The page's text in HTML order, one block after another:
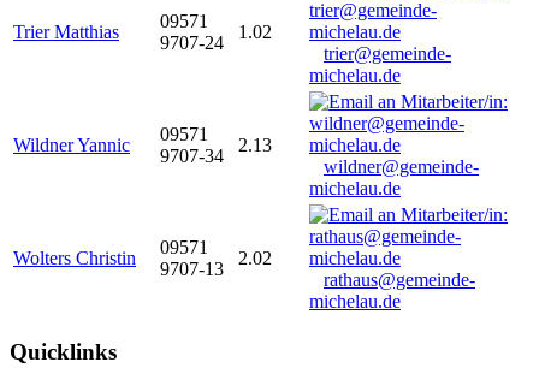
Trier Matthias
09571
9707-24
1.02
trier@gemeinde-
michelau.de
Wildner Yannic
09571
9707-34
2.13
wildner@gemeinde-
michelau.de
Wolters Christin
09571
9707-13
2.02
rathaus@gemeinde-
michelau.de
Quicklinks